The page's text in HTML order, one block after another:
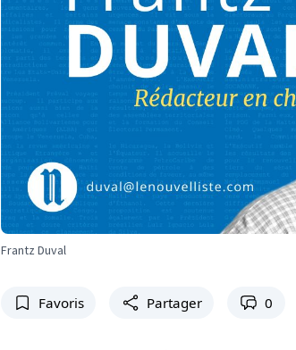
Frantz Duval
Favoris Partager 0